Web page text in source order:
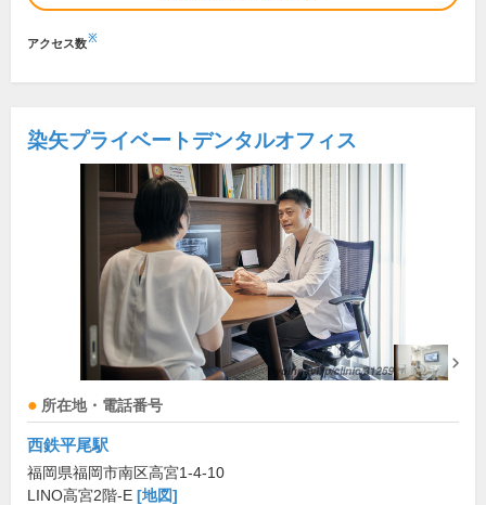
アクセス数※
染矢プライベートデンタルオフィス
所在地・電話番号
西鉄平尾駅
福岡県福岡市南区高宮1-4-10
LINO高宮2階-E [地図]